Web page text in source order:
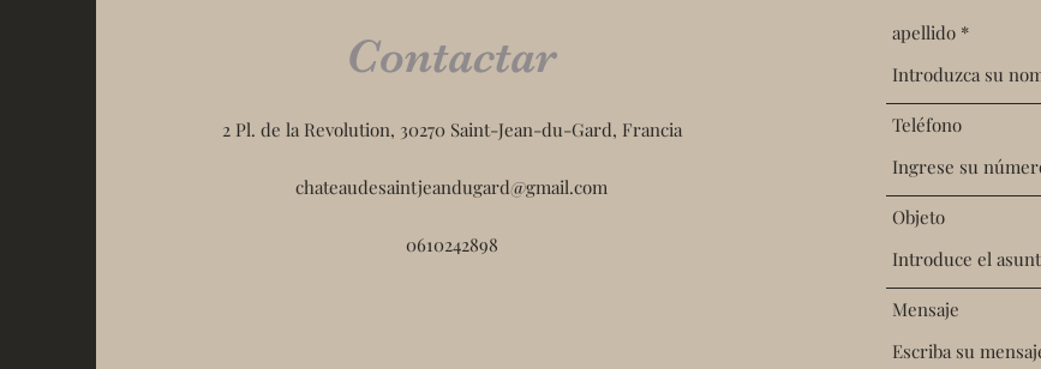
Contactar
2 Pl. de la Revolution, 30270 Saint-Jean-du-Gard, Francia
chateaudesaintjeandugard@gmail.com
0610242898
apellido
Teléfono
Objeto
Mensaje